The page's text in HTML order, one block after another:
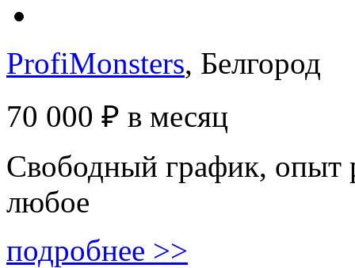
ProfiMonsters, Белгород
70 000 ₽ в месяц
Свободный график, опыт
любое
подробнее >>